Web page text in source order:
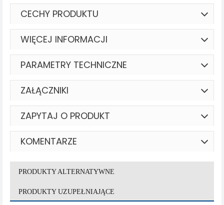
CECHY PRODUKTU
WIĘCEJ INFORMACJI
PARAMETRY TECHNICZNE
ZAŁĄCZNIKI
ZAPYTAJ O PRODUKT
KOMENTARZE
PRODUKTY ALTERNATYWNE
PRODUKTY UZUPEŁNIAJĄCE